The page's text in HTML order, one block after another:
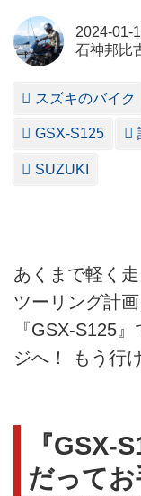
2024-01-
石神邦比
スズキのバイク
GSX-S125
SUZUKI
あくまで軽く
ツーリング計
『GSX-S125
ジへ！ もう行
『GSX-
だってお